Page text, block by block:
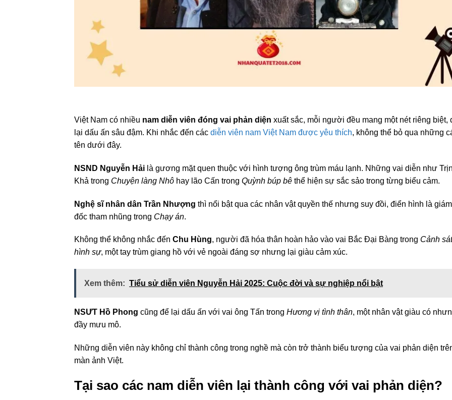
Việt Nam có nhiều nam diễn viên đóng vai phản diện xuất sắc, mỗi người đều mang một nét riêng biệt,
lại dấu ấn sâu đậm. Khi nhắc đến các diễn viên nam Việt Nam được yêu thích, không thể bỏ qua những
tên dưới đây.
NSND Nguyễn Hải là gương mặt quen thuộc với hình tượng ông trùm máu lạnh. Những vai diễn như
Khả trong Chuyện làng Nhô hay lão Cấn trong Quỳnh búp bê thể hiện sự sắc sảo trong từng biểu cảm.
Nghệ sĩ nhân dân Trần Nhượng thì nổi bật qua các nhân vật quyền thế nhưng suy đồi, điển hình là giám
đốc tham nhũng trong Chạy án.
Không thể không nhắc đến Chu Hùng, người đã hóa thân hoàn hảo vào vai Bắc Đại Bàng trong Cảnh sát
hình sự, một tay trùm giang hồ với vẻ ngoài đáng sợ nhưng lại giàu cảm xúc.
Xem thêm: Tiểu sử diễn viên Nguyễn Hải 2025: Cuộc đời và sự nghiệp nổi bật
NSƯT Hồ Phong cũng để lại dấu ấn với vai ông Tấn trong Hương vị tình thân, một nhân vật giàu có
đầy mưu mô.
Những diễn viên này không chỉ thành công trong nghề mà còn trở thành biểu tượng của vai phản diện
màn ảnh Việt.
Tại sao các nam diễn viên lại thành công với vai phản diện?